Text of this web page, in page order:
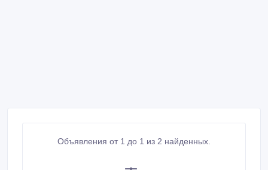
Объявления от 1 до 1 из 2 найденных.